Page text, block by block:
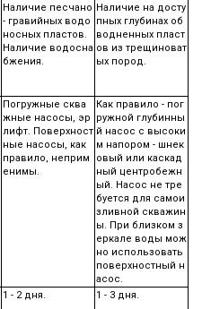
Наличие песчано
- гравийных водо
носных пластов.
Наличие водосна
бжения.
Наличие на досту
пных глубинах об
водненных пласт
ов из трещиноват
ых пород.
Погружные сква
жные насосы, эр
лифт. Поверхност
ные насосы, как
правило, неприм
енимы.
Как правило - пог
ружной глубинны
й насос с высоки
м напором - шнек
овый или каскад
ный центробежн
ый. Насос не тре
буется для самои
зливной скважин
ы. При близком з
еркале воды мож
но использовать
поверхностный н
асос.
1 - 2 дня. 1 - 3 дня.